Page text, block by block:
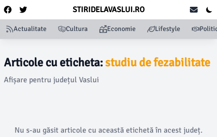
STIRIDELAVASLUI.RO
Actualitate Cultura Economie Lifestyle
Articole cu eticheta:studiu de fezabilitate
Afișare pentru județul Vaslui
Nu s-au găsit articole cu această etichetă în acest județ.